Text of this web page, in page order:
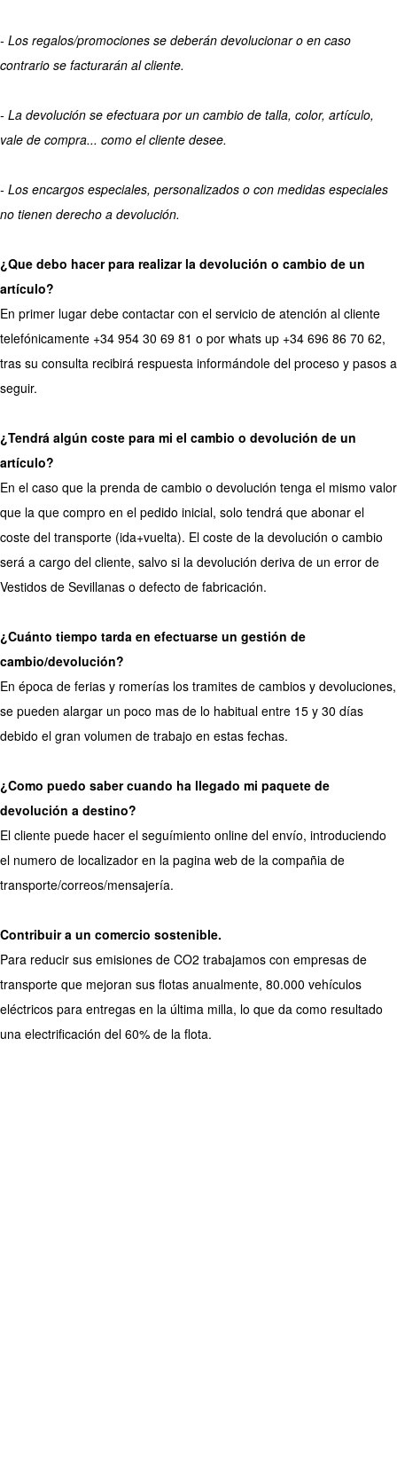
- Los regalos/promociones se deberán devolucionar o en caso
contrario se facturarán al cliente.
- La devolución se efectuara por un cambio de talla, color, artículo,
vale de compra... como el cliente desee.
- Los encargos especiales, personalizados o con medidas especiales
no tienen derecho a devolución.
¿Que debo hacer para realizar la devolución o cambio de un
artículo?
En primer lugar debe contactar con el servicio de atención al cliente
telefónicamente +34 954 30 69 81 o por whats up +34 696 86 70 62,
tras su consulta recibirá respuesta informándole del proceso y pasos a
seguir.
¿Tendrá algún coste para mi el cambio o devolución de un
artículo?
En el caso que la prenda de cambio o devolución tenga el mismo valor
que la que compro en el pedido inicial, solo tendrá que abonar el
coste del transporte (ida+vuelta). El coste de la devolución o cambio
será a cargo del cliente, salvo si la devolución deriva de un error de
Vestidos de Sevillanas o defecto de fabricación.
¿Cuánto tiempo tarda en efectuarse un gestión de
cambio/devolución?
En época de ferias y romerías los tramites de cambios y devoluciones,
se pueden alargar un poco mas de lo habitual entre 15 y 30 días
debido el gran volumen de trabajo en estas fechas.
¿Como puedo saber cuando ha llegado mi paquete de
devolución a destino?
El cliente puede hacer el seguímiento online del envío, introduciendo
el numero de localizador en la pagina web de la compañia de
transporte/correos/mensajería.
Contribuir a un comercio sostenible.
Para reducir sus emisiones de CO2 trabajamos con empresas de
transporte que mejoran sus flotas anualmente, 80.000 vehículos
eléctricos para entregas en la última milla, lo que da como resultado
una electrificación del 60% de la flota.